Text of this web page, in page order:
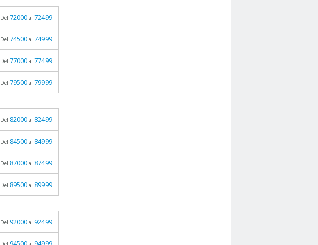
Del 72000 al 72499
Del 74500 al 74999
Del 77000 al 77499
Del 79500 al 79999
Del 82000 al 82499
Del 84500 al 84999
Del 87000 al 87499
Del 89500 al 89999
Del 92000 al 92499